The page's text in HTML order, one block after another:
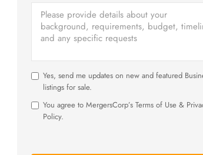
Yes, send me updates on new and featured
listings for sale.
You agree to MergersCorp’s Terms of Use &
Policy.